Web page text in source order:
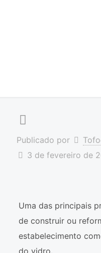
Publicado por
3 de fevereiro de
Uma das principais
de construir ou
estabelecimento
do vidro.